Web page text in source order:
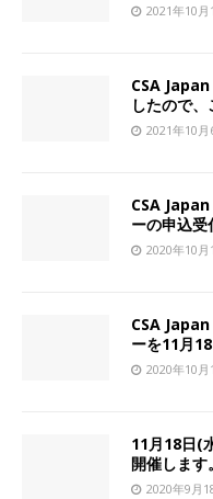
2021年10月
CSA
したので、
2021年10月
CSA
ーの申込受
2020年10月
CSA
ーを11月
2020年10月
11月18日(
開催します。
2020年9月